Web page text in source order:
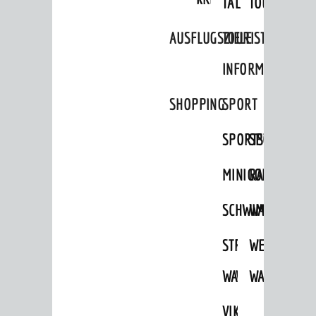
AUSFLUGSZIELE
TOURIST
INFORMATION
SHOPPINGSPORT
SPORTSTÄTTEN
MINIGOLFRADFAHREN
SCHWIMMEN
STRANDBAD
WAIDSEE
TSG
VIKTOR-
WANDERN
WEINHEIMER